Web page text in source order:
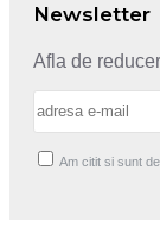
Newsletter
Afla de
Am citit si sunt